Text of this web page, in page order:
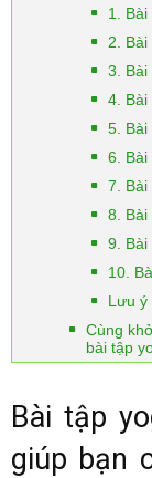
1.
2.
3. Bài
4.
5. Bài
6. Bài
7.
8. Bài
9. Bài
10.
Lưu ý
Cùng
bài tập
Bài tập
giúp bạn